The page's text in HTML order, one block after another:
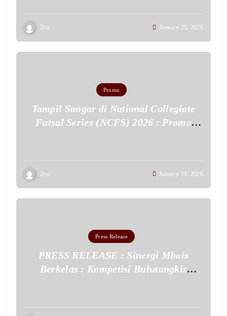
Zen January 25, 2026
Promo
Tampil Sangar di National Collegiate
Futsal Series (NCFS) 2026 : Promo
Zen January 11, 2026
Press Release
PRESS RELEASE : Sinergi Mbois
Berkelas : Kompetisi Bulutangkis